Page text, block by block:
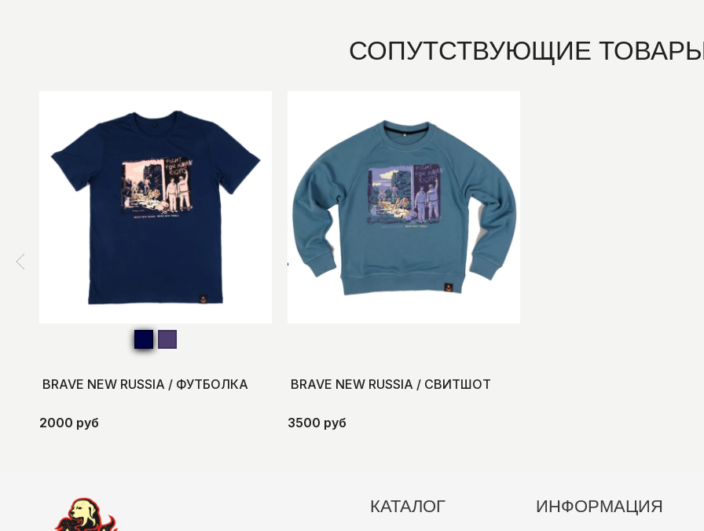
СОПУТСТВУЮЩИЕ
BRAVE NEW RUSSIA / ФУТБОЛКА
2000 руб
BRAVE NEW RUSSIA / СВИТШОТ
3500 руб
КАТАЛОГ ИНФОРМАЦИЯ